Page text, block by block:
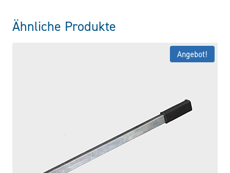
Ähnliche Produkte
Angebot!